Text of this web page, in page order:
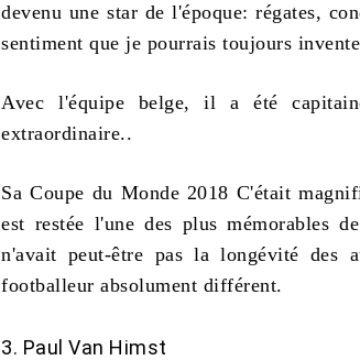
devenu une star de l'époque: régates,
sentiment que je pourrais toujours
Avec l'équipe belge, il a été
extraordinaire..
Sa Coupe du Monde 2018 C'était
est restée l'une des plus mémorables
n'avait peut-être pas la longévité des
footballeur absolument différent.
3. Paul Van Himst